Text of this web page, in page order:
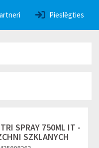
Pieslēgties
SPRAY 750ML IT -
SZKLANYCH